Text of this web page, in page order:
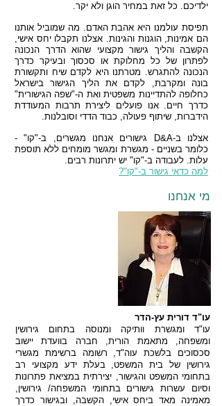
ילדיכם. כל זאת במחיר הוגן ולא יקר.
תפיסת עולמנו היא אהבת האדם. מה שמוביל אותנו
הם אמינות, הוגנות והגינות. אצלנו תקבלו יחס אישי,
הקשבה והליך גישור מקצועי שהוא הדרך הנכונה
לפתרון של כל מחלוקת או סכסוך ובעיקר כדרך
הנכונה להתגרש. מטרתנו היא לקדם שיח ותקשורת
בונה ומקרבת, לקדם את הליך הגישור בישראל
כחלופה להתדיינות משפטית ואת ה-"שפה הגישורית"
כדרך חיים. אנו פועלים ליצירת תרבות המעודדת
הידברות, שיתוף פעולה, כבוד הדדי וסובלנות.
אצלנו ב-D&A גישורים אנחנו מגשרים, ב-"קו" -
כלומר בשניים - מגשרת ומגשר מומחים ללא תוספת
עלות. לעבודה ב-"קו" יש יתרונות רבים.
למה כדאי גישור ב-"קו"?
מי אנחנו
עו"ד דורית עץ-הדר
עו"ד ומגשרת וותיקה ומנוסה בתחום גירושין
ומשפחה, מתאמת הורית, חברה בוועדת יישוב
סכסוכים בלשכת עוה"ד, רשומה ברשימת מגשרי
גירושין של בית המשפט, בעלת ידע מקצועי רב
בתחומי המשפט והגישור, יצירתית במציאת פתרונות
וסיום עשרות גישורים בתחומי המשפחה/ גירושין,
מאמינה מאד ביחס אישי, הקשבה, ובגישור כדרך